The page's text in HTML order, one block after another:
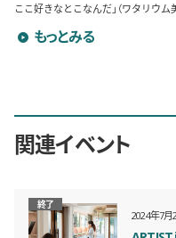
ここ好きなとこなんだ」（ワタリウム
梅田哲也のプロフィール
もっとみる
関連イベント
2024年7月
終了